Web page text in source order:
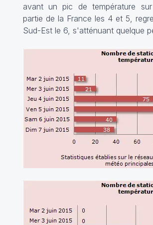
avant un pic de température
partie de la France les 4 et 5,
Sud-Est le 6, s'atténuant quelque